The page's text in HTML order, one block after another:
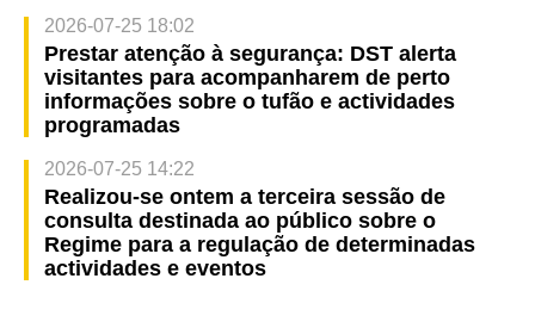
2026-07-25 18:02
Prestar atenção à segurança: DST alerta
visitantes para acompanharem de perto
informações sobre o tufão e actividades
programadas
2026-07-25 14:22
Realizou-se ontem a terceira sessão de
consulta destinada ao público sobre o
Regime para a regulação de determinadas
actividades e eventos